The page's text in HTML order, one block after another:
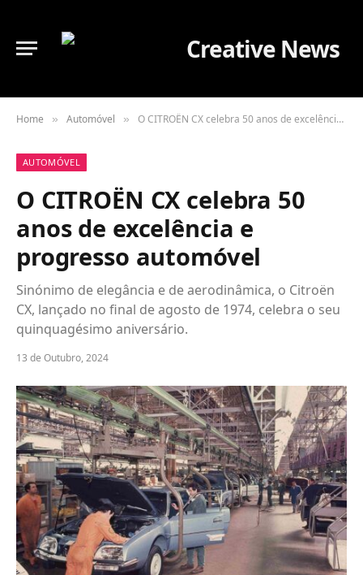
Home » Automóvel » O CITROËN CX celebra 50 anos de excelência e progresso automóvel
AUTOMÓVEL
O CITROËN CX celebra 50
anos de excelência e
progresso automóvel
Sinónimo de elegância e de aerodinâmica, o Citroën
CX, lançado no final de agosto de 1974, celebra o seu
quinquagésimo aniversário.
13 de Outubro, 2024